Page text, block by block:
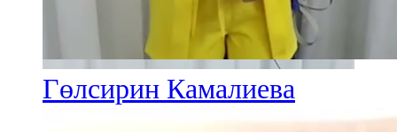
Гөлсирин Камалиева